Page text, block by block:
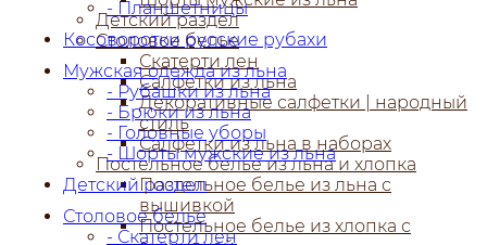
Детский раздел
Столовое белье
Скатерти лен
Салфетки из льна
Декоративные салфетки | народный
стиль
Салфетки из льна в наборах
Постельное белье из льна и хлопка
Постельное белье из льна с
вышивкой
Постельное белье из хлопка с
- Планшетницы
Косоворотки русские рубахи
Мужская одежда из льна
- Рубашки из льна
- Брюки из льна
- Головные уборы
- Шорты мужские из льна
Детский раздел
Столовое белье
- Скатерти лен